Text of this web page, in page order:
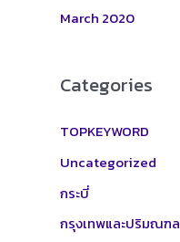
March 2020
Categories
TOPKEYWORD
Uncategorized
กระบี่
กรุงเทพและปริมณฑล